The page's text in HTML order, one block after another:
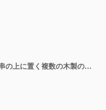
グリル用の白い背景マクロ長い木製の串の上に置く複数の木製の竹串